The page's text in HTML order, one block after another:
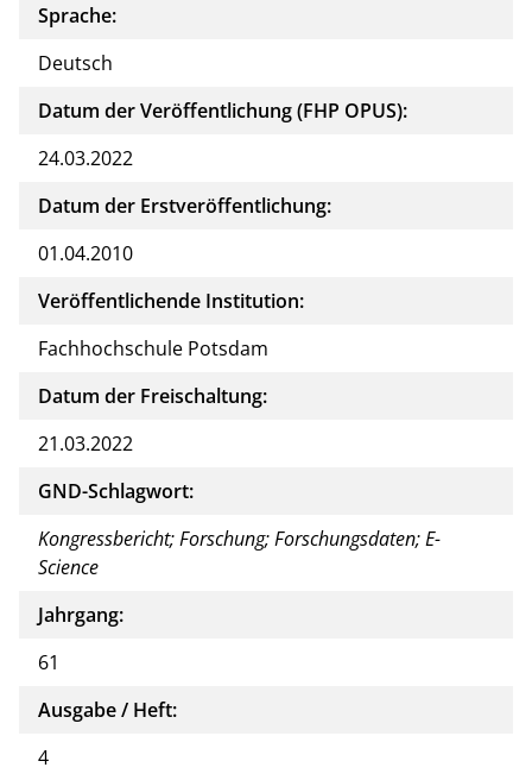
Sprache:
Deutsch
Datum der Veröffentlichung (FHP OPUS):
24.03.2022
Datum der Erstveröffentlichung:
01.04.2010
Veröffentlichende Institution:
Fachhochschule Potsdam
Datum der Freischaltung:
21.03.2022
GND-Schlagwort:
Kongressbericht; Forschung; Forschungsdaten; E-
Science
Jahrgang:
61
Ausgabe / Heft:
4